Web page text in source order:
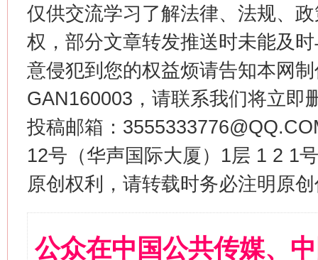
仅供交流学习了解法律、法规、
权，部分文章转发推送时未能及
意侵犯到您的权益烦请告知本网
GAN160003，请联系我们将立即
投稿邮箱：
12号（华声国际大厦）1层 1 2 1
原创权利，请转载时务必注明原
公众在中国公共传媒、